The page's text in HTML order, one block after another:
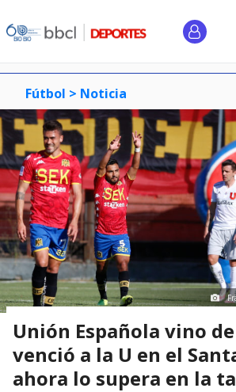
Fútbol > Noticia
Unión Española vino
venció a la U en el
ahora lo supera en la